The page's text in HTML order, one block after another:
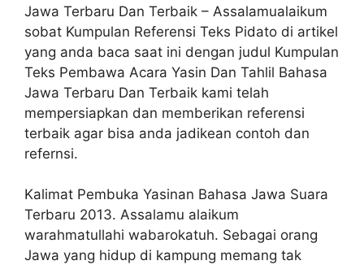
Jawa Terbaru Dan Terbaik – Assalamualaikum
sobat Kumpulan Referensi Teks Pidato di artikel
yang anda baca saat ini dengan judul Kumpulan
Teks Pembawa Acara Yasin Dan Tahlil Bahasa
Jawa Terbaru Dan Terbaik kami telah
mempersiapkan dan memberikan referensi
terbaik agar bisa anda jadikean contoh dan
refernsi.
Kalimat Pembuka Yasinan Bahasa Jawa Suara
Terbaru 2013. Assalamu alaikum
warahmatullahi wabarokatuh. Sebagai orang
Jawa yang hidup di kampung memang tak